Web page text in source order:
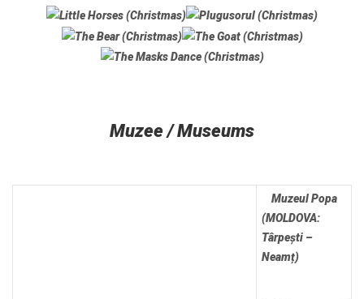
Muzee / Museums
Muzeul Popa
(MOLDOVA:
Târpești –
Neamț)